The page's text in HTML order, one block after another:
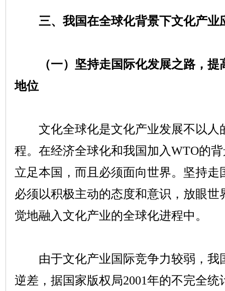
三、我国在全球化背景下文化产业
（一）坚持走国际化发展之路，
地位
文化全球化是文化产业发展不以人
程。在经济全球化和我国加入WTO的
立足本国，而且必须面向世界。坚持走
必须以积极主动的态度和意识，放眼世
觉地融入文化产业的全球化进程中。
由于文化产业国际竞争力较弱，我
逆差，据国家版权局2001年的不完全统